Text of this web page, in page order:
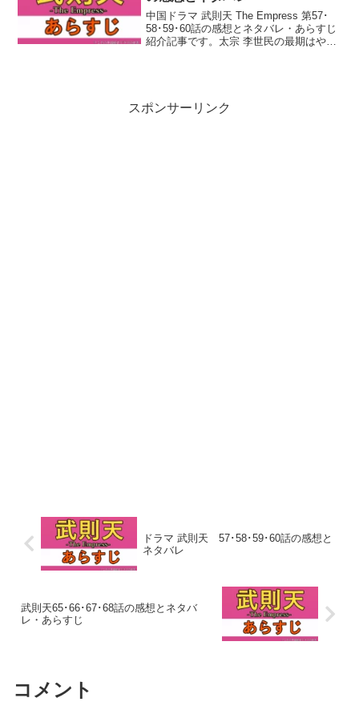
中国ドラマ 武則天 The Empress 第57･
58･59･60話の感想とネタバレ・あらすじ
紹介記事です。太宗 李世民の最期はやっ
スポンサーリンク
ドラマ 武則天 57･58･59･60話の感想と
ネタバレ
武則天65･66･67･68話の感想とネタバ
レ・あらすじ
コメント